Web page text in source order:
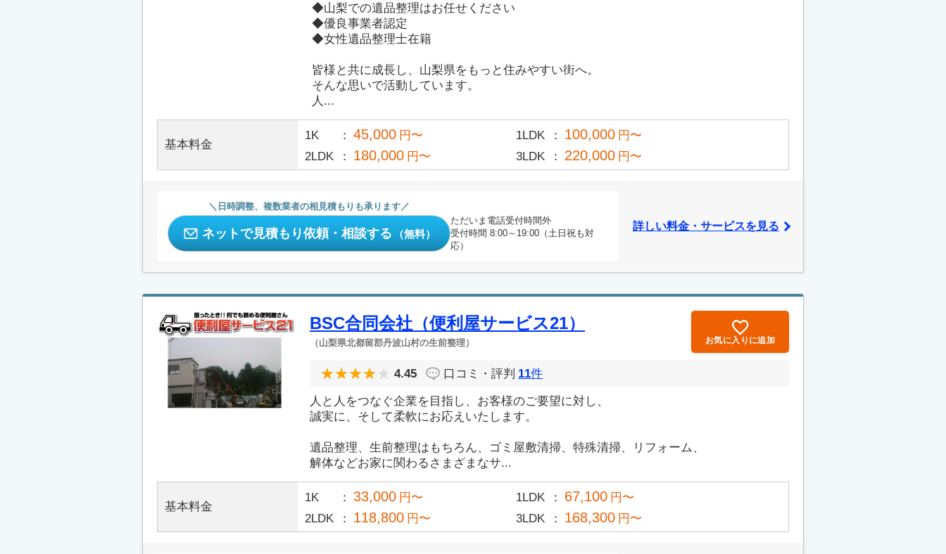
◆山梨での遺品整理はお任せください
◆優良事業者認定
◆女性遺品整理士在籍
皆様と共に成長し、山梨県をもっと住みやすい街へ。
そんな思いで活動しています。
人...
基本料金
1K 45,000 円〜 1LDK 100,000 円〜
2LDK
180,000 円〜 3LDK 220,000 円〜
日時調整、複数業者の相見積もりも承ります
ネットで見積もり依頼・相談する （無料）
ただいま電話受付時間外
受付時間 8:00～19:00（土日祝も対
応）
詳しい料金・サービスを見る
BSC合同会社（便利屋サービス21）
（山梨県北都留郡丹波山村の生前整理） お気に入りに追加
4.45 口コミ・評判 11件
人と人をつなぐ企業を目指し、お客様のご要望に対し、
誠実に、そして柔軟にお応えいたします。
遺品整理、生前整理はもちろん、ゴミ屋敷清掃、特殊清掃、リフォーム、
解体などお家に関わるさまざまなサ...
基本料金
1K 33,000 円〜 1LDK 67,100 円〜
2LDK
118,800 円〜 3LDK 168,300 円〜